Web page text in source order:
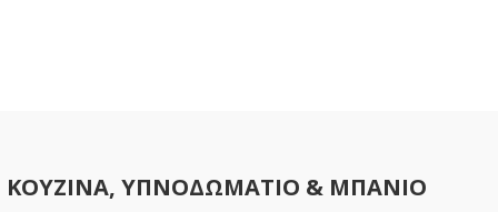
ΚΟΥΖΙΝΑ, ΥΠΝΟΔΩΜΑΤΙΟ & ΜΠΑΝΙΟ